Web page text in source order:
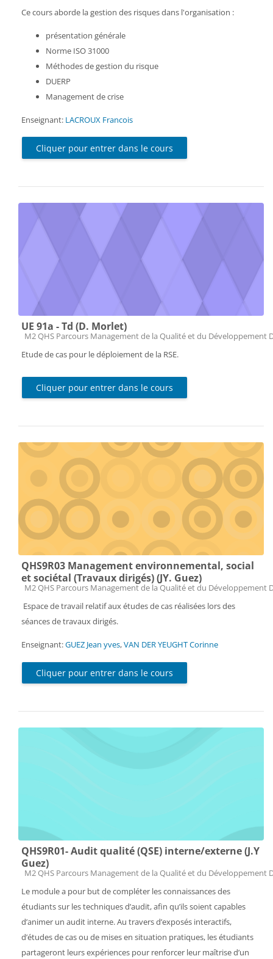
Ce cours aborde la gestion des risques dans l'organisation :
présentation générale
Norme ISO 31000
Méthodes de gestion du risque
DUERP
Management de crise
Enseignant: LACROUX Francois
Cliquer pour entrer dans le cours
UE 91a - Td (D. Morlet)
Catégorie de cours
M2 QHS Parcours Management de la Qualité et du Développement
Etude de cas pour le déploiement de la RSE.
Cliquer pour entrer dans le cours
QHS9R03 Management environnemental, social
et sociétal (Travaux dirigés) (JY. Guez)
Catégorie de cours
M2 QHS Parcours Management de la Qualité et du Développement
Espace de travail relatif aux études de cas réalisées lors des
séances de travaux dirigés.
Enseignant:GUEZ Jean yves,VAN DER YEUGHT Corinne
Cliquer pour entrer dans le cours
QHS9R01- Audit qualité (QSE) interne/externe (J.Y
Guez)
Catégorie de cours
M2 QHS Parcours Management de la Qualité et du Développement
Le module a pour but de compléter les connaissances des
étudiants sur les techniques d’audit, afin qu’ils soient capables
d’animer un audit interne. Au travers d’exposés interactifs,
d’études de cas ou de mises en situation pratiques, les étudiants
partageront leurs expériences pour renforcer leur maîtrise d’un